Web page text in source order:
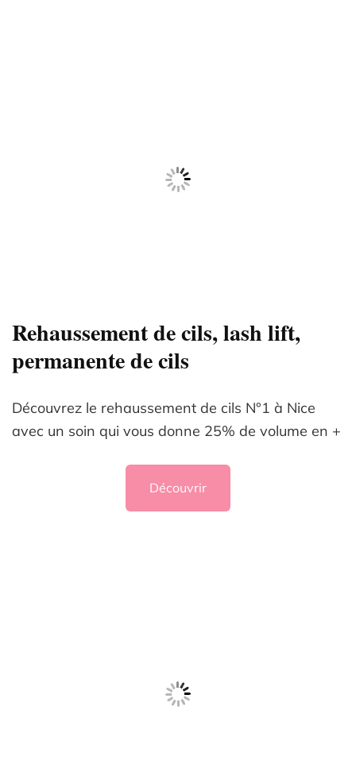
Rehaussement de cils, lash lift,
permanente de cils
Découvrez le rehaussement de cils N°1 à Nice
avec un soin qui vous donne 25% de volume en +
Découvrir